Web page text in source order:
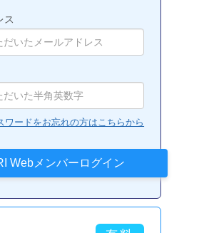
ス
ワードをお忘れの方はこちらから